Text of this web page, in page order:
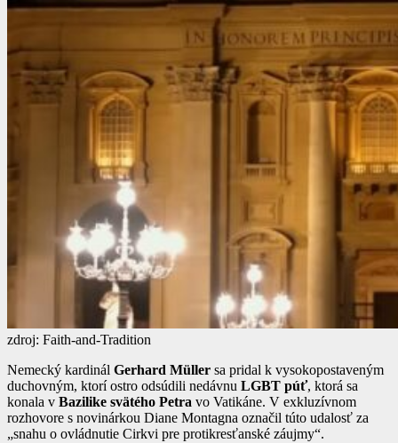
zdroj: Faith-and-Tradition
Nemecký kardinál Gerhard Müller sa pridal k vysokopostaveným
duchovným, ktorí ostro odsúdili nedávnu LGBT púť, ktorá sa
konala v Bazilike svätého Petra vo Vatikáne. V exkluzívnom
rozhovore s novinárkou Diane Montagna označil túto udalosť za
„snahu o ovládnutie Cirkvi pre protikresťanské záujmy“.